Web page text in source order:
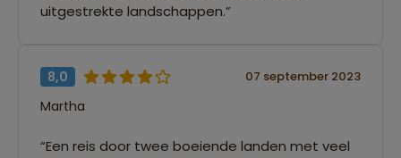
uitgestrekte landschappen.”
8,0 07 september 2023
Martha
“Een reis door twee boeiende landen met veel